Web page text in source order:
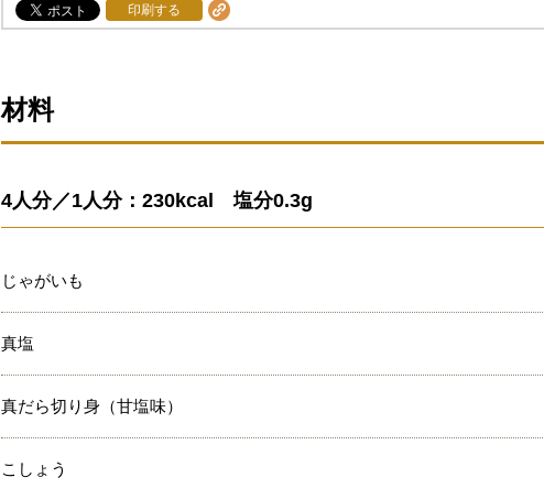
印刷する
材料
4人分／1人分：230kcal 塩分0.3g
じゃがいも
真塩
真だら切り身（甘塩味）
こしょう